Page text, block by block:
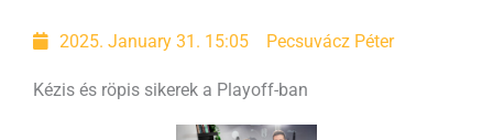
2025. January 31. 15:05 Pecsuvácz Péter
Kézis és röpis sikerek a Playoff-ban